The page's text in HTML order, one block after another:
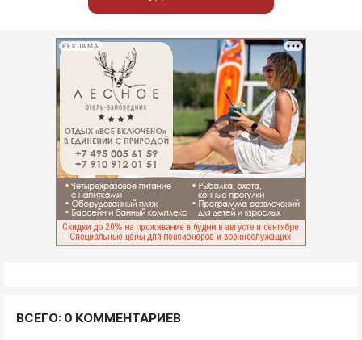
РЕКЛАМА
ВСЕГО: 0 КОММЕНТАРИЕВ